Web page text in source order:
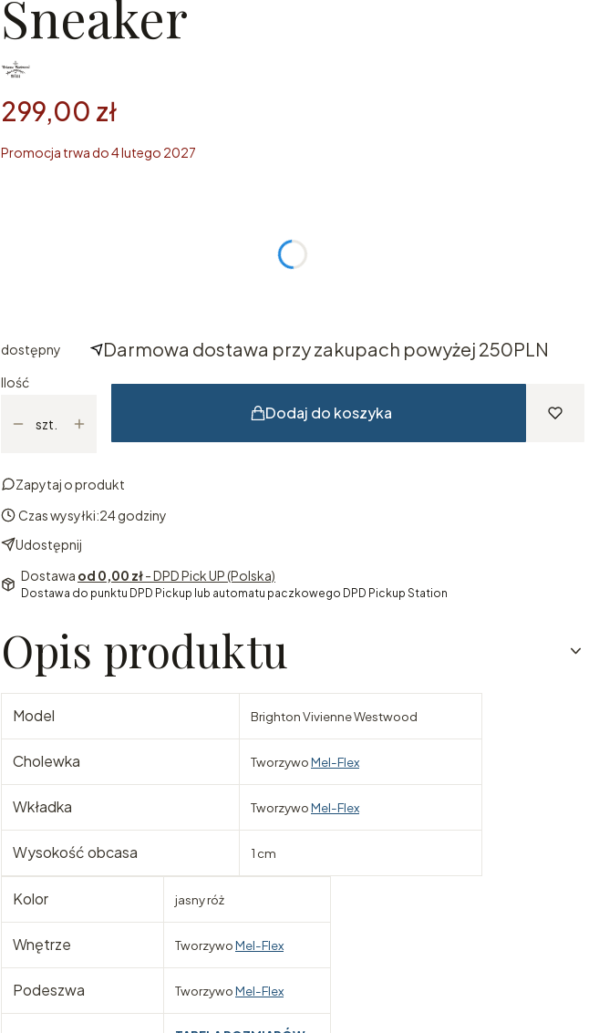
Sneaker
299,00 zł
Promocja trwa do 4 lutego 2027
dostępny Darmowa dostawa przy zakupach powyżej 250PLN
Ilość
szt.
Dodaj do koszyka
Zapytaj o produkt
Czas wysyłki:24 godziny
Udostępnij
Dostawa od 0,00 zł- DPD Pick UP (Polska)
Dostawa do punktu DPD Pickup lub automatu paczkowego DPD Pickup Station
Opis produktu
Model Brighton Vivienne Westwood
Cholewka TworzywoMel-Flex
Wkładka TworzywoMel-Flex
Wysokość obcasa 1 cm
Kolor jasny róż
Wnętrze TworzywoMel-Flex
Podeszwa TworzywoMel-Flex